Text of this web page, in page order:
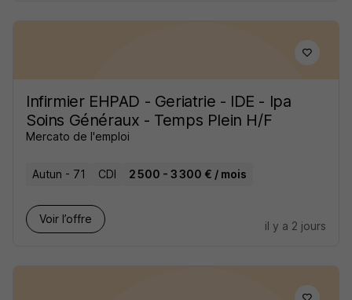
Infirmier EHPAD - Geriatrie - IDE - Ipa
Soins Généraux - Temps Plein H/F
Mercato de l'emploi
Autun - 71 CDI 2 500 - 3 300 € / mois
Voir l’offre
il y a 2 jours